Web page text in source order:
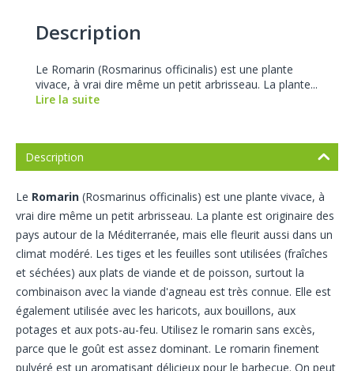
Description
Le Romarin (Rosmarinus officinalis) est une plante
vivace, à vrai dire même un petit arbrisseau. La plante...
Lire la suite
Description
Le Romarin (Rosmarinus officinalis) est une plante vivace, à
vrai dire même un petit arbrisseau. La plante est originaire des
pays autour de la Méditerranée, mais elle fleurit aussi dans un
climat modéré. Les tiges et les feuilles sont utilisées (fraîches
et séchées) aux plats de viande et de poisson, surtout la
combinaison avec la viande d'agneau est très connue. Elle est
également utilisée avec les haricots, aux bouillons, aux
potages et aux pots-au-feu. Utilisez le romarin sans excès,
parce que le goût est assez dominant. Le romarin finement
pulvéré est un aromatisant délicieux pour le barbecue. On peut